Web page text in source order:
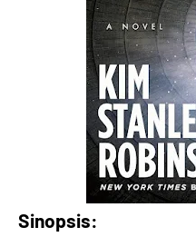
Sinopsis: